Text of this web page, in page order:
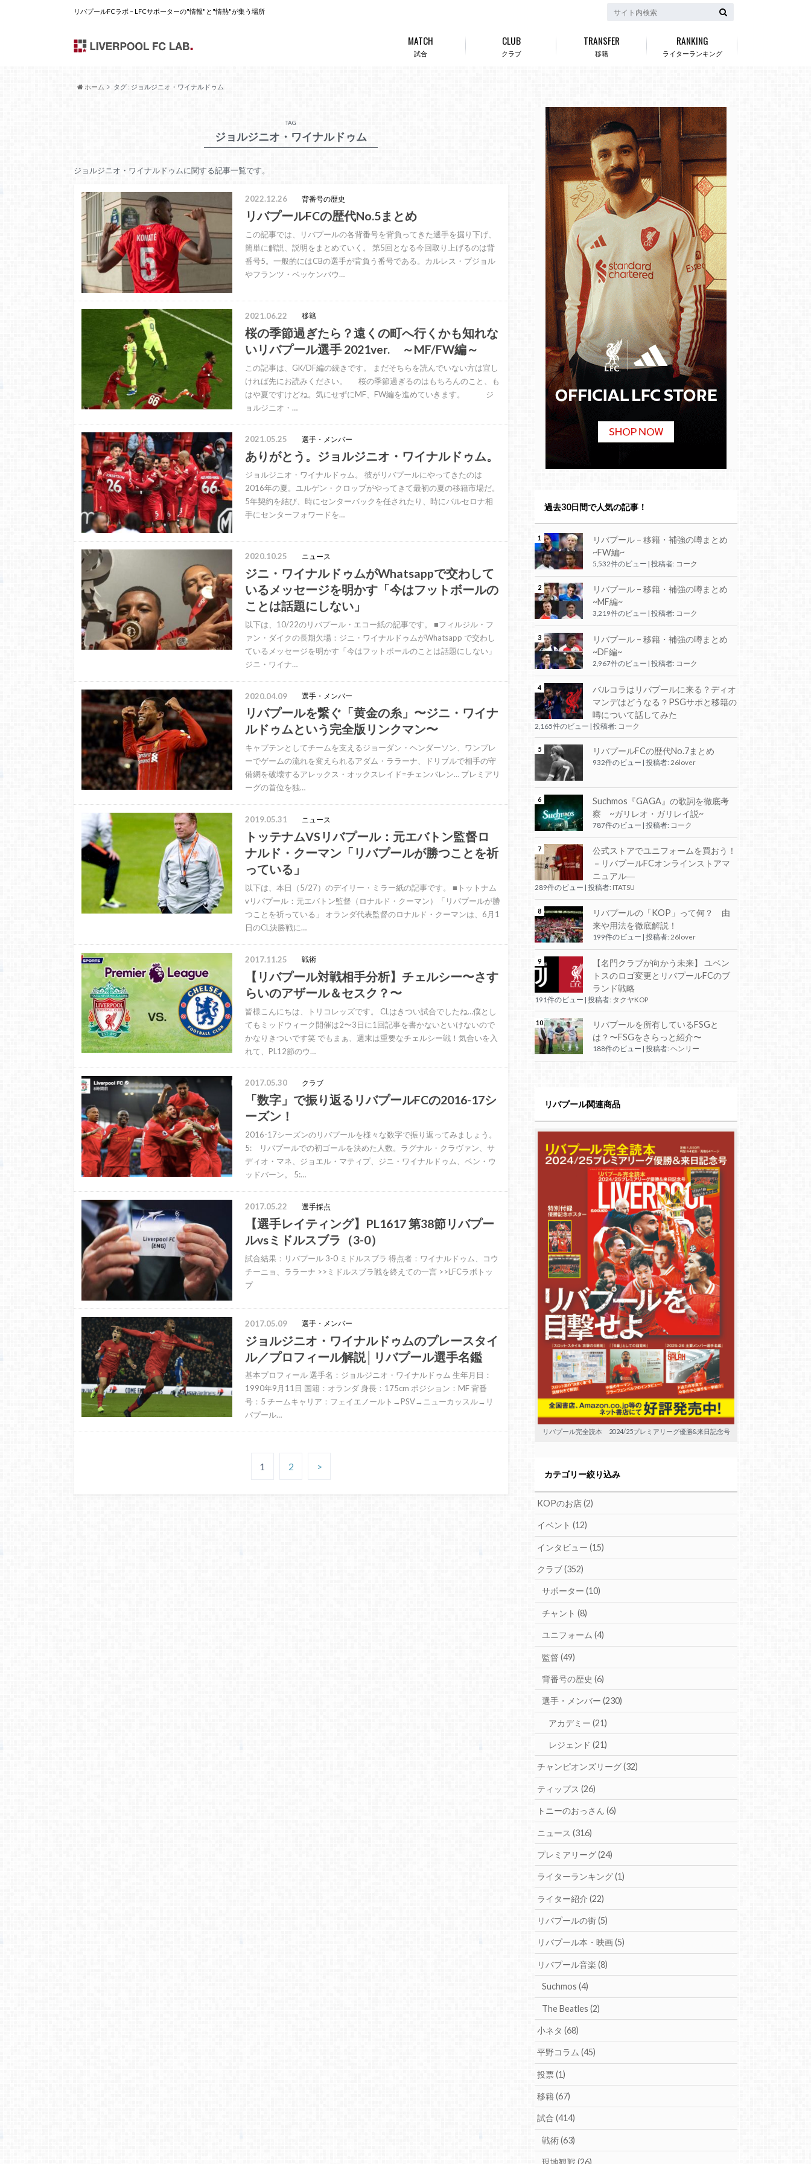
リバプールFCラボ – LFCサポーターの"情報"と"情熱"が集う場所
試合
MATCH
クラブ
CLUB
移籍
TRANSFER
ライターランキング
RANKING
ホーム タグ : ジョルジニオ・ワイナルドゥム
TAG
ジョルジニオ・ワイナルドゥム
ジョルジニオ・ワイナルドゥムに関する記事一覧です。
2022.12.26 背番号の歴史
リバプールFCの歴代No.5まとめ
この記事では、リバプールの各背番号を背負ってきた選手を掘り下げ、
簡単に解説、説明をまとめていく。 第5回となる今回取り上げるのは背
番号5。一般的にはCBの選手が背負う番号である。カルレス・プジョル
やフランツ・ベッケンバウ…
2021.06.22 移籍
桜の季節過ぎたら？遠くの町へ行くかも知れな
いリバプール選手 2021ver. ～MF/FW編～
この記事は、GK/DF編の続きです。 まだそちらを読んでいない方は宜し
ければ先にお読みください。 桜の季節過ぎるのはもちろんのこと、も
はや夏ですけどね。気にせずにMF、FW編を進めていきます。 ジ
ョルジニオ・…
2021.05.25 選手・メンバー
ありがとう。ジョルジニオ・ワイナルドゥム。
ジョルジニオ・ワイナルドゥム。 彼がリバプールにやってきたのは
2016年の夏。ユルゲン・クロップがやってきて最初の夏の移籍市場だ。
5年契約を結び、時にセンターバックを任されたり、時にバルセロナ相
手にセンターフォワードを…
2020.10.25 ニュース
ジニ・ワイナルドゥムがWhatsappで交わして
いるメッセージを明かす「今はフットボールの
ことは話題にしない」
以下は、10/22のリバプール・エコー紙の記事です。 ■フィルジル・フ
ァン・ダイクの長期欠場：ジニ・ワイナルドゥムがWhatsapp で交わし
ているメッセージを明かす「今はフットボールのことは話題にしない」
ジニ・ワイナ…
2020.04.09 選手・メンバー
リバプールを繋ぐ「黄金の糸」〜ジニ・ワイナ
ルドゥムという完全版リンクマン〜
キャプテンとしてチームを支えるジョーダン・ヘンダーソン、ワンプレ
ーでゲームの流れを変えられるアダム・ララーナ、ドリブルで相手の守
備網を破壊するアレックス・オックスレイド=チェンバレン… プレミアリ
ーグの首位を独…
2019.05.31 ニュース
トッテナムVSリバプール：元エバトン監督ロ
ナルド・クーマン「リバプールが勝つことを祈
っている」
以下は、本日（5/27）のデイリー・ミラー紙の記事です。 ■トットナム
vリバプール：元エバトン監督（ロナルド・クーマン）「リバプールが勝
つことを祈っている」 オランダ代表監督のロナルド・クーマンは、6月1
日のCL決勝戦に…
2017.11.25 戦術
【リバプール対戦相手分析】チェルシー〜さす
らいのアザール＆セスク？〜
皆様こんにちは、トリコレッズです。 CLはきつい試合でしたね…僕とし
てもミッドウィーク開催は2〜3日に1回記事を書かないといけないので
かなりきついです笑 でもまぁ、週末は重要なチェルシー戦！気合いを入
れて、PL12節のウ…
2017.05.30 クラブ
「数字」で振り返るリバプールFCの2016-17シ
ーズン！
2016-17シーズンのリバプールを様々な数字で振り返ってみましょう。
5: リバプールでの初ゴールを決めた人数。ラグナル・クラヴァン、サ
ディオ・マネ、ジョエル・マティプ、ジニ・ワイナルドゥム、ベン・ウ
ッドバーン。 5:…
2017.05.22 選手採点
【選手レイティング】PL1617 第38節リバプー
ルvsミドルスブラ（3-0）
試合結果：リバプール 3-0 ミドルスブラ 得点者：ワイナルドゥム、コウ
チーニョ、ララーナ >>ミドルスブラ戦を終えての一言 >>LFCラボトッ
プ
2017.05.09 選手・メンバー
ジョルジニオ・ワイナルドゥムのプレースタイ
ル／プロフィール解説│リバプール選手名鑑
基本プロフィール 選手名：ジョルジニオ・ワイナルドゥム 生年月日：
1990年9月11日 国籍：オランダ 身長：175cm ポジション：MF 背番
号：5 チームキャリア：フェイエノールト→PSV→ニューカッスル→リ
バプール…
1 2 >
過去30日間で人気の記事！
リバプール – 移籍・補強の噂まとめ
~FW編~
5,532件のビュー | 投稿者: コーク
リバプール – 移籍・補強の噂まとめ
~MF編~
3,219件のビュー 投稿者: コーク
リバプール – 移籍・補強の噂まとめ
~DF編~
2,967件のビュー | 投稿者: コーク
バルコラはリバプールに来る？ディオ
マンデはどうなる？PSGサポと移籍の
噂について話してみた
2,165件のビュー | 投稿者: コーク
リバプールFCの歴代No.7まとめ
932件のビュー 投稿者: 26lover
Suchmos『GAGA』の歌詞を徹底考
察 ~ガリレオ・ガリレイ説~
787件のビュー | 投稿者: コーク
公式ストアでユニフォームを買おう！
－リバプールFCオンラインストアマ
ニュアル―
289件のビュー 投稿者: ITATSU
リバプールの「KOP」って何？ 由
来や用法を徹底解説！
199件のビュー | 投稿者: 26lover
【名門クラブが向かう未来】 ユベン
トスのロゴ変更とリバプールFCのブ
ランド戦略
191件のビュー | 投稿者: タクヤKOP
リバプールを所有しているFSGと
は？〜FSGをさらっと紹介〜
188件のビュー 投稿者: ヘンリー
リバプール関連商品
リバプール完全読本 2024/25プレミアリーグ優勝&来日記念号
カテゴリー絞り込み
KOPのお店(2)
イベント(12)
インタビュー(15)
クラブ(352)
サポーター (10)
チャント (8)
ユニフォーム (4)
監督 (49)
背番号の歴史 (6)
選手・メンバー (230)
アカデミー(21)
レジェンド(21)
チャンピオンズリーグ(32)
ティップス(26)
トニーのおっさん(6)
ニュース(316)
プレミアリーグ(24)
ライターランキング(1)
ライター紹介(22)
リバプールの街(5)
リバプール本・映画(5)
リバプール音楽(8)
Suchmos (4)
The Beatles (2)
小ネタ(68)
平野コラム(45)
投票(1)
移籍(67)
試合(414)
戦術(63)